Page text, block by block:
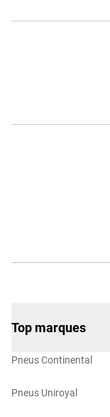
Top marques
Pneus Continental
Pneus Uniroyal